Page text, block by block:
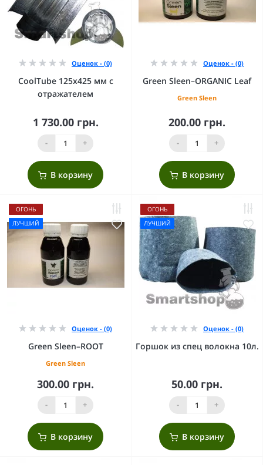
Оценок - (0)
CoolTube 125х425 мм с
отражателем
1 730.00 грн.
- +
В корзину
Оценок - (0)
Green Sleen–ORGANIC Leaf
Green Sleen
200.00 грн.
- +
В корзину
ОГОНЬ
ЛУЧШИЙ
Оценок - (0)
Green Sleen–ROOT
Green Sleen
300.00 грн.
- +
В корзину
ОГОНЬ
ЛУЧШИЙ
Оценок - (0)
Горшок из спец волокна 10л.
50.00 грн.
- +
В корзину